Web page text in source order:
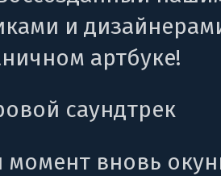
и
артбуке!
саундтрек
вновь